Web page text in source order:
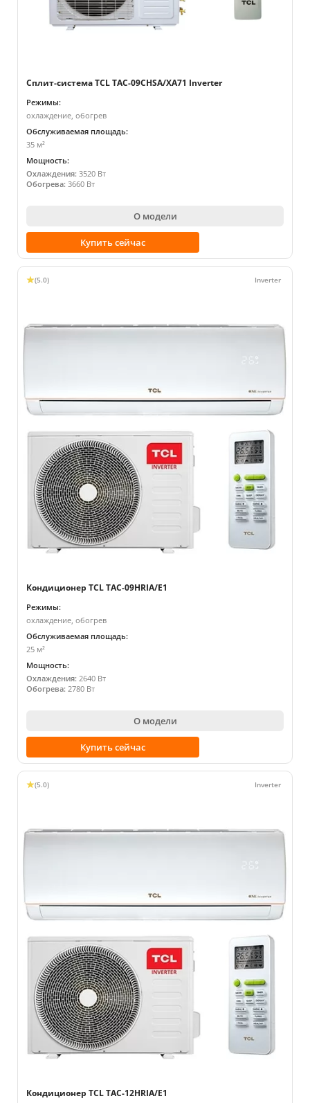
Сплит-система TCL TAC-09CHSA/XA71 Inverter
Режимы:
охлаждение, обогрев
Обслуживаемая площадь:
35 м²
Мощность:
Охлаждения: 3520 Вт
Обогрева: 3660 Вт
О модели
Купить сейчас
(5.0)
Кондиционер TCL TAC-09HRIA/E1
Режимы:
охлаждение, обогрев
Обслуживаемая площадь:
25 м²
Мощность:
Охлаждения: 2640 Вт
Обогрева: 2780 Вт
О модели
Купить сейчас
(5.0)
Кондиционер TCL TAC-12HRIA/E1